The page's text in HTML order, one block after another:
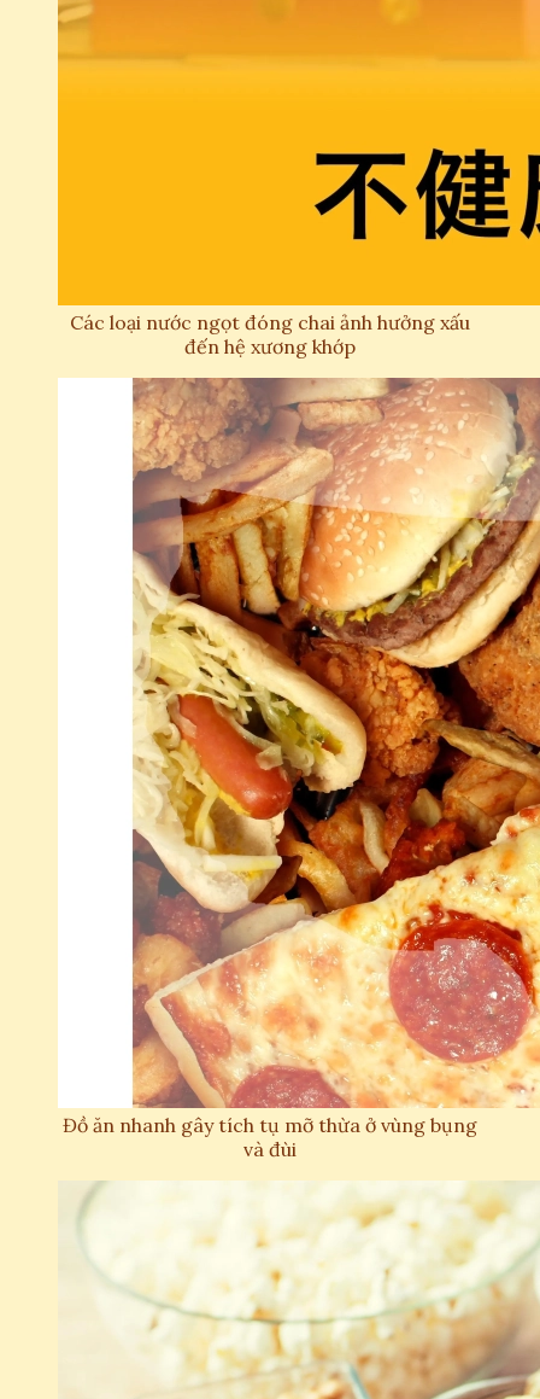
Các loại nước ngọt đóng chai ảnh hưởng xấu
đến hệ xương khớp
Đồ ăn nhanh gây tích tụ mỡ thừa ở vùng bụng
và đùi